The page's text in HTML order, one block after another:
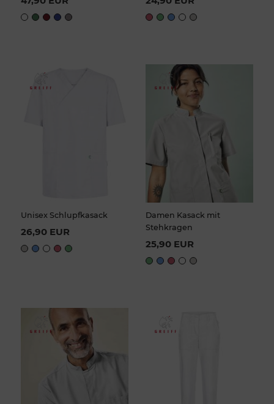
Unisex Schlupfkasack
26,90 EUR
Damen Kasack mit
Stehkragen
25,90 EUR